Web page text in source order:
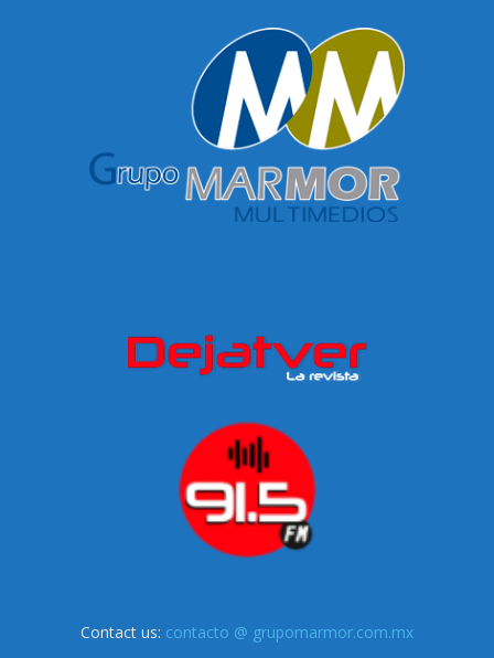
Contact us: contacto @ grupomarmor.com.mx